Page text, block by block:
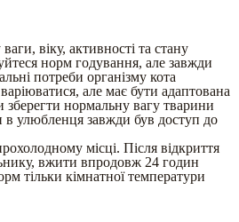
віку, активності та стану
норм годування, але завжди
потреби організму кота
але має бути адаптована
зберегти нормальну вагу тварини
улюбленця завжди був доступ до
місці. Після відкриття
вжити впродовж 24 годин
тільки кімнатної температури